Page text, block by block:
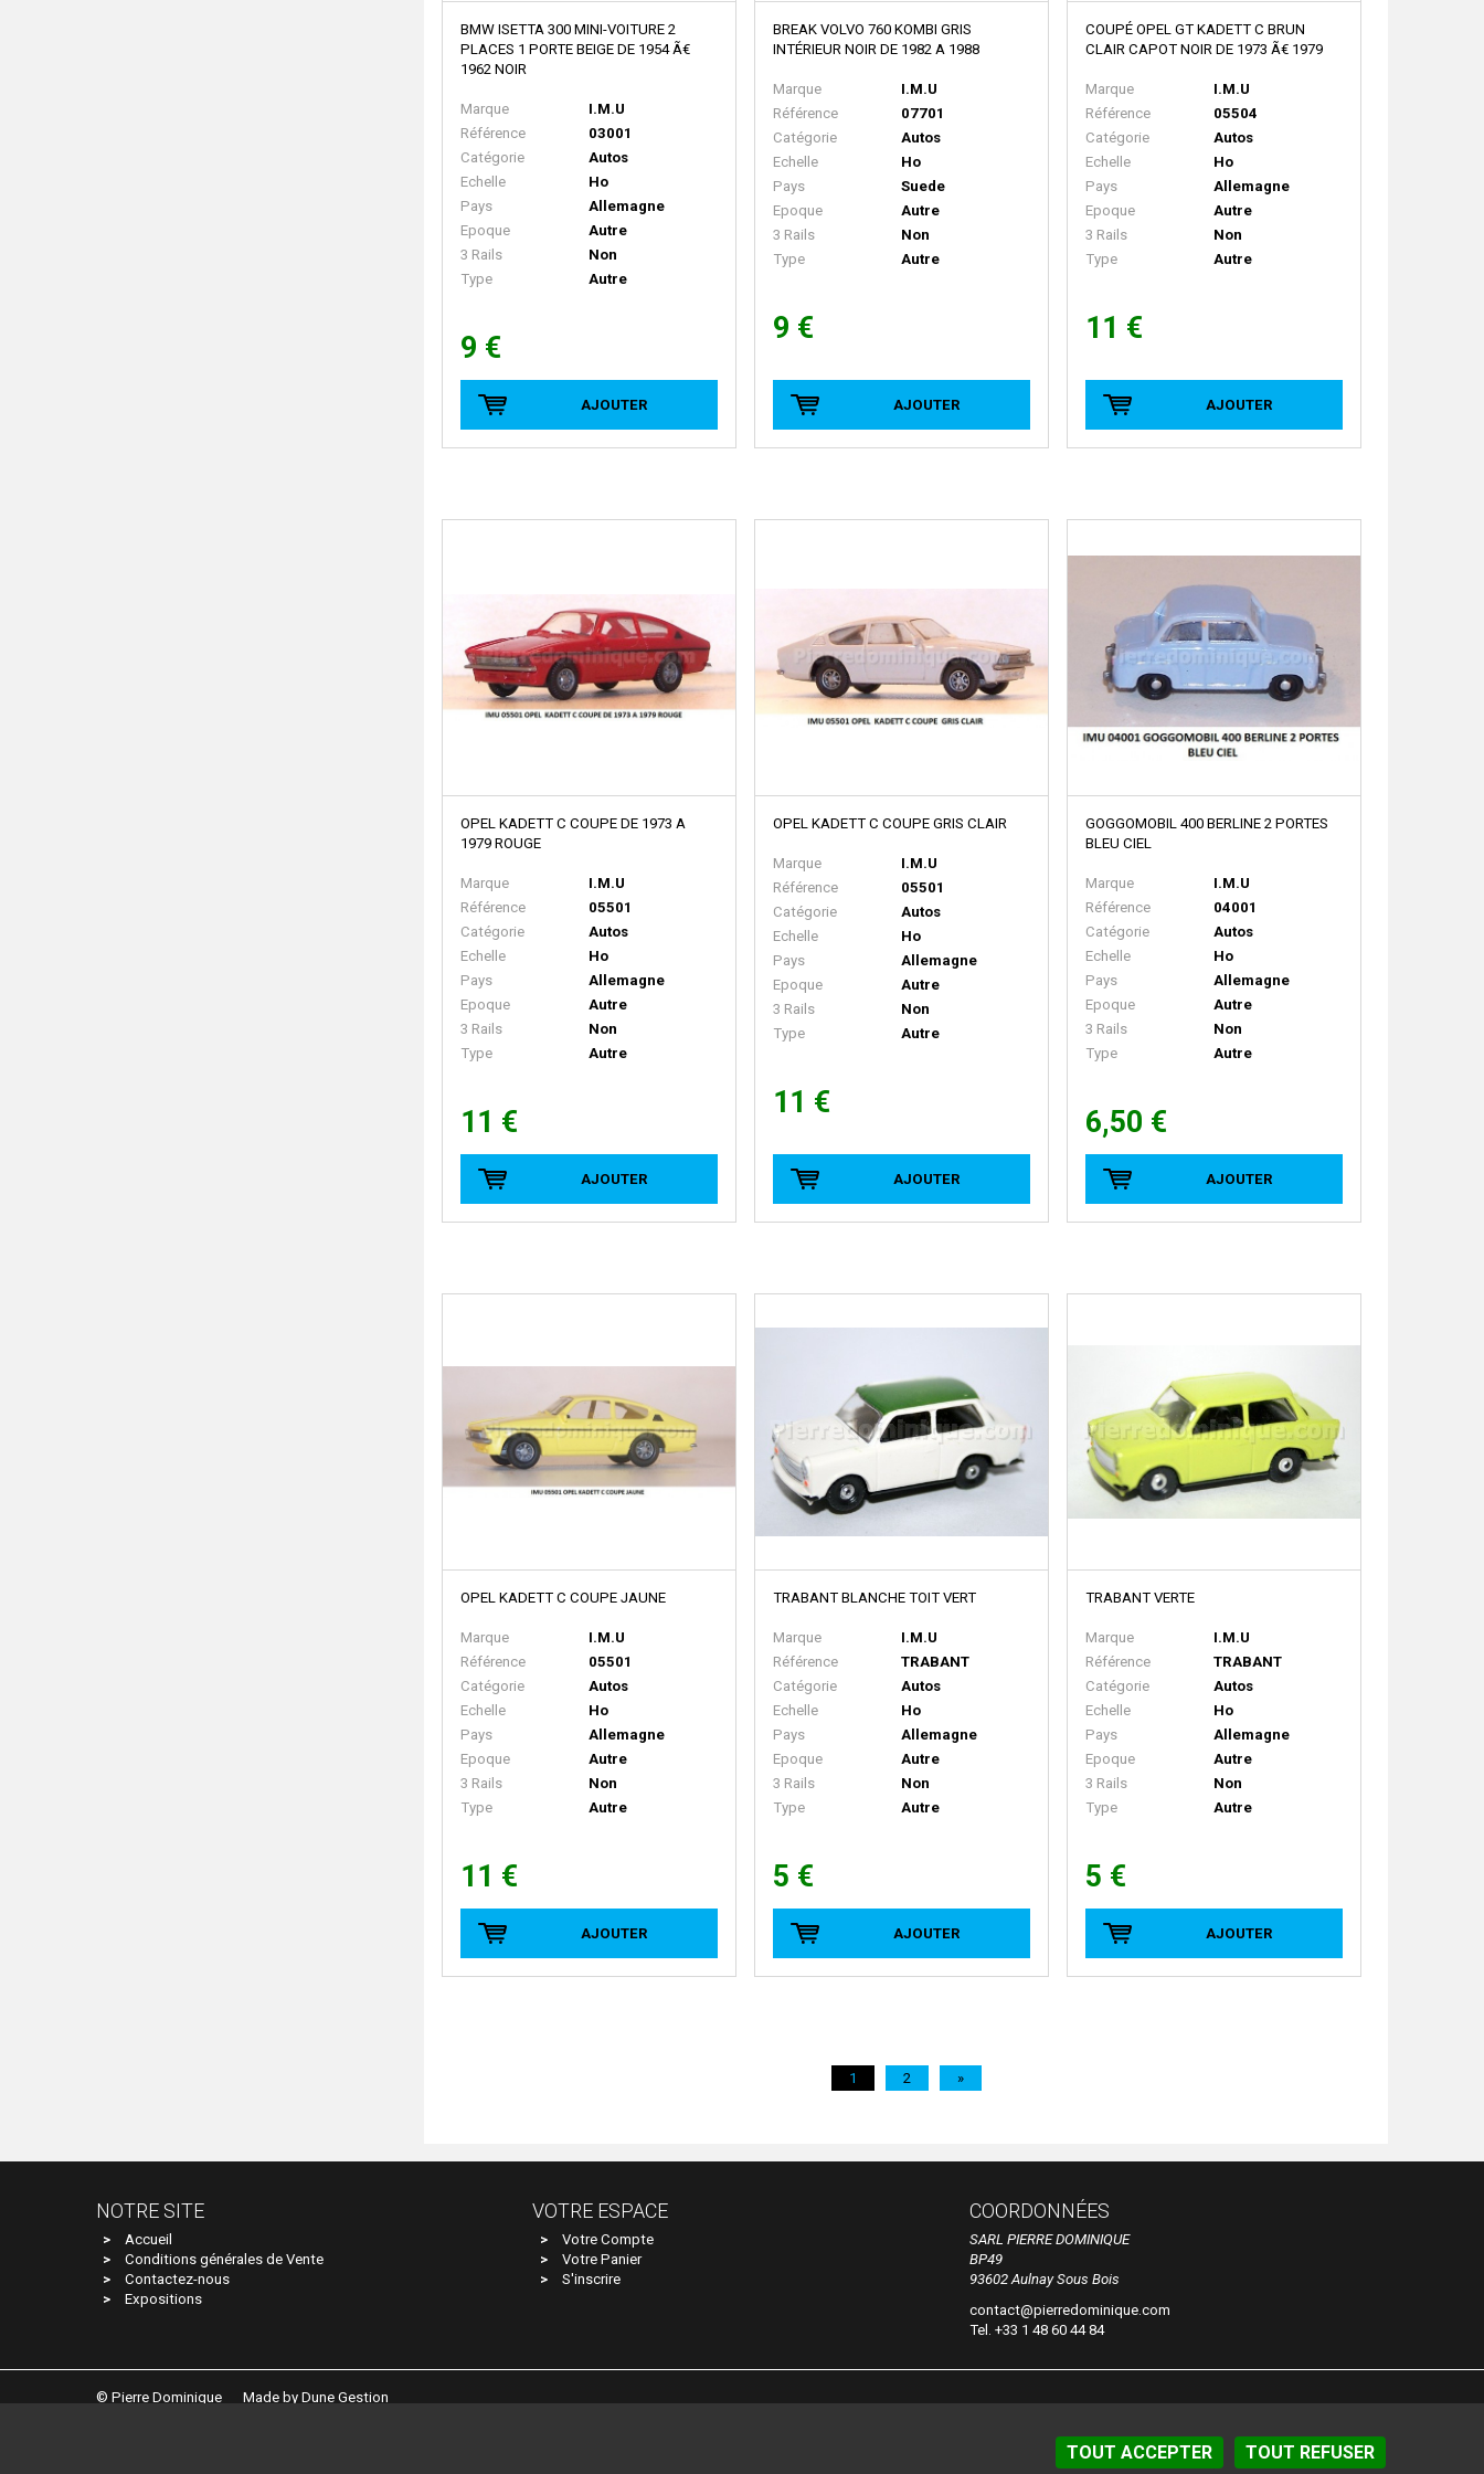
BMW ISETTA 300 MINI-VOITURE 2
PLACES 1 PORTE BEIGE DE 1954 Ã€
1962 NOIR
Marque
I.M.U
Référence
03001
Catégorie
Autos
Echelle
Ho
Pays
Allemagne
Epoque
Autre
3 Rails
Non
Type
Autre
9 €
AJOUTER
BREAK VOLVO 760 KOMBI GRIS
INTÉRIEUR NOIR DE 1982 A 1988
Marque
I.M.U
Référence
07701
Catégorie
Autos
Echelle
Ho
Pays
Suede
Epoque
Autre
3 Rails
Non
Type
Autre
9 €
AJOUTER
COUPÉ OPEL GT KADETT C BRUN
CLAIR CAPOT NOIR DE 1973 Ã€ 1979
Marque
I.M.U
Référence
05504
Catégorie
Autos
Echelle
Ho
Pays
Allemagne
Epoque
Autre
3 Rails
Non
Type
Autre
11 €
AJOUTER
OPEL KADETT C COUPE DE 1973 A
1979 ROUGE
Marque
I.M.U
Référence
05501
Catégorie
Autos
Echelle
Ho
Pays
Allemagne
Epoque
Autre
3 Rails
Non
Type
Autre
11 €
AJOUTER
OPEL KADETT C COUPE GRIS CLAIR
Marque
I.M.U
Référence
05501
Catégorie
Autos
Echelle
Ho
Pays
Allemagne
Epoque
Autre
3 Rails
Non
Type
Autre
11 €
AJOUTER
GOGGOMOBIL 400 BERLINE 2 PORTES
BLEU CIEL
Marque
I.M.U
Référence
04001
Catégorie
Autos
Echelle
Ho
Pays
Allemagne
Epoque
Autre
3 Rails
Non
Type
Autre
6,50 €
AJOUTER
OPEL KADETT C COUPE JAUNE
Marque
I.M.U
Référence
05501
Catégorie
Autos
Echelle
Ho
Pays
Allemagne
Epoque
Autre
3 Rails
Non
Type
Autre
11 €
AJOUTER
TRABANT BLANCHE TOIT VERT
Marque
I.M.U
Référence
TRABANT
Catégorie
Autos
Echelle
Ho
Pays
Allemagne
Epoque
Autre
3 Rails
Non
Type
Autre
5 €
AJOUTER
TRABANT VERTE
Marque
I.M.U
Référence
TRABANT
Catégorie
Autos
Echelle
Ho
Pays
Allemagne
Epoque
Autre
3 Rails
Non
Type
Autre
5 €
AJOUTER
1 2 »
NOTRE SITE
Accueil
Conditions générales de Vente
Contactez-nous
Expositions
VOTRE ESPACE
Votre Compte
Votre Panier
S'inscrire
COORDONNÉES
SARL PIERRE DOMINIQUE
BP49
93602 Aulnay Sous Bois
contact@pierredominique.com
Tel. +33 1 48 60 44 84
© Pierre Dominique Made by Dune Gestion
TOUT ACCEPTER TOUT REFUSER